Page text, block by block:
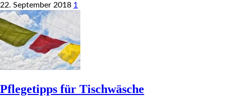
22. September 2018 1
Pflegetipps für Tischwäsche